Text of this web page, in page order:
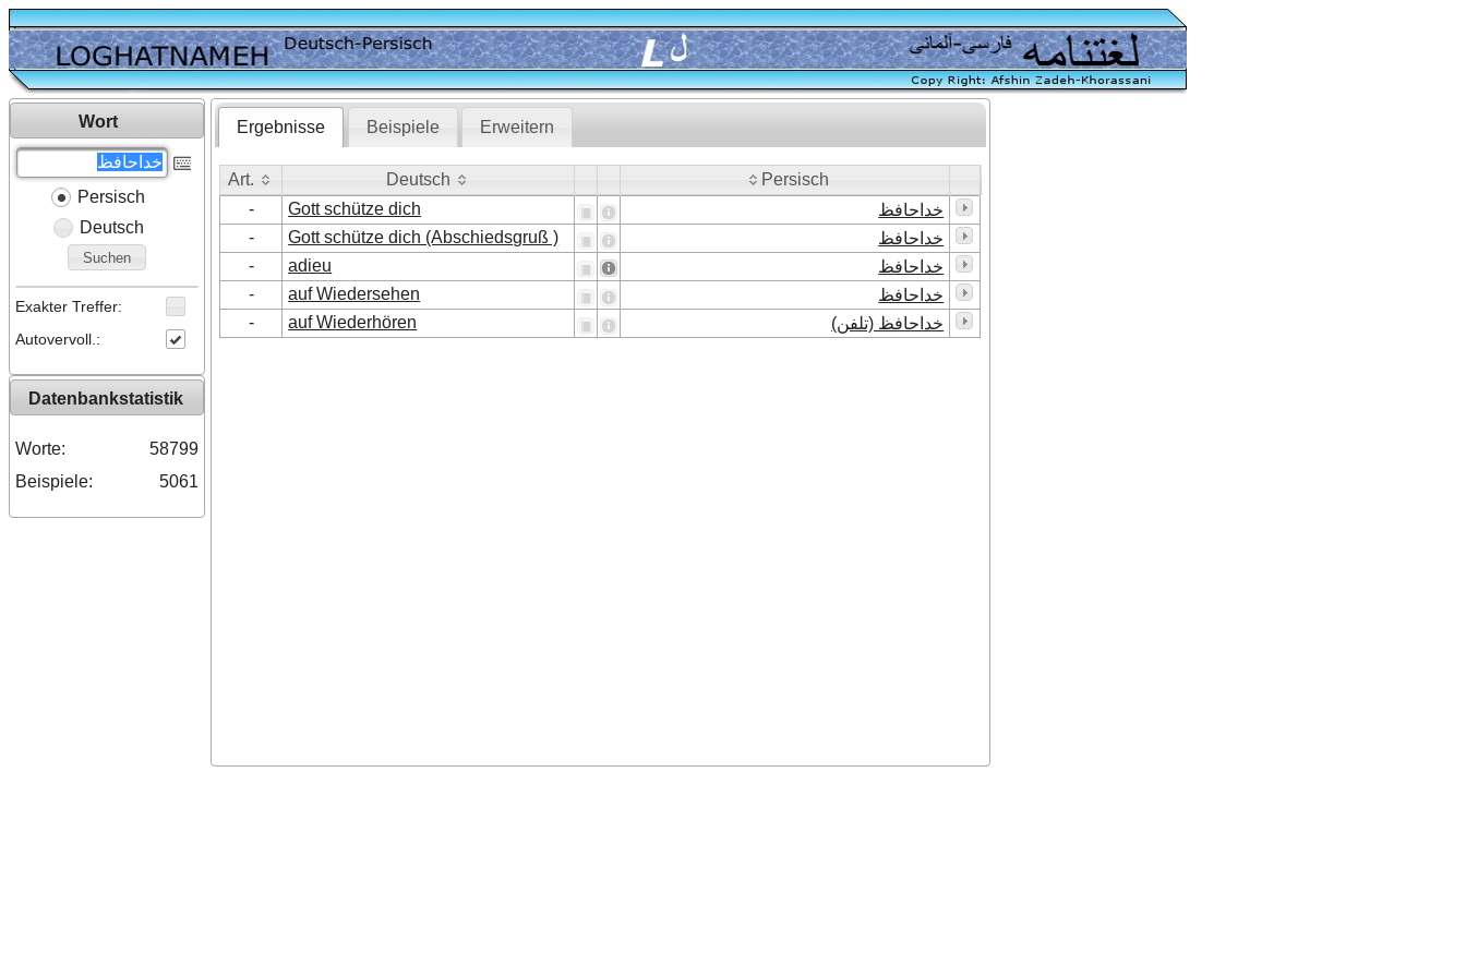
Wort
Persisch
Deutsch
Suchen
Exakter Treffer:
Autovervoll.:
Datenbankstatistik
Worte:
58799
Beispiele:
5061
Ergebnisse Beispiele Erweitern
Art. Deutsch
Persisch
Deutsch
- Gott schütze dich
خداحافظ
-
Gott schütze dich (Abschiedsgruß )
خداحافظ
-
adieu
خداحافظ
-
auf Wiedersehen
خداحافظ
-
auf Wiederhören خداحافظ (تلفن)